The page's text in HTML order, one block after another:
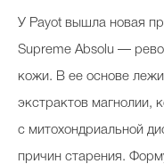
У Payot вышла новая
Supreme Absolu —
кожи. В ее основе
экстрактов магнолии,
с митохондриальной
причин старения.